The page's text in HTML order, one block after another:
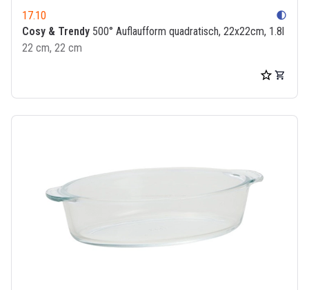
17.10 contrast
Cosy & Trendy 500° Auflaufform quadratisch, 22x22cm, 1.8l
22 cm, 22 cm